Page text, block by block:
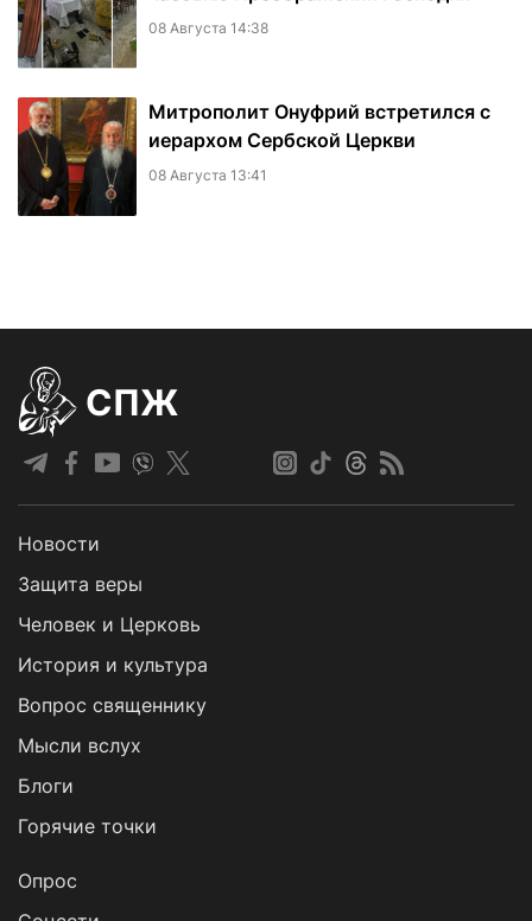
08 Августа 14:38
Митрополит Онуфрий встретился с
иерархом Сербской Церкви
08 Августа 13:41
СПЖ
Новости
Защита веры
Человек и Церковь
История и культура
Вопрос священнику
Мысли вслух
Блоги
Горячие точки
Опрос